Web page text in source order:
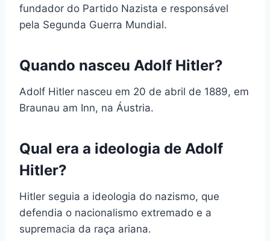
fundador do Partido Nazista e responsável
pela Segunda Guerra Mundial.
Quando nasceu Adolf Hitler?
Adolf Hitler nasceu em 20 de abril de 1889, em
Braunau am Inn, na Áustria.
Qual era a ideologia de Adolf
Hitler?
Hitler seguia a ideologia do nazismo, que
defendia o nacionalismo extremado e a
supremacia da raça ariana.